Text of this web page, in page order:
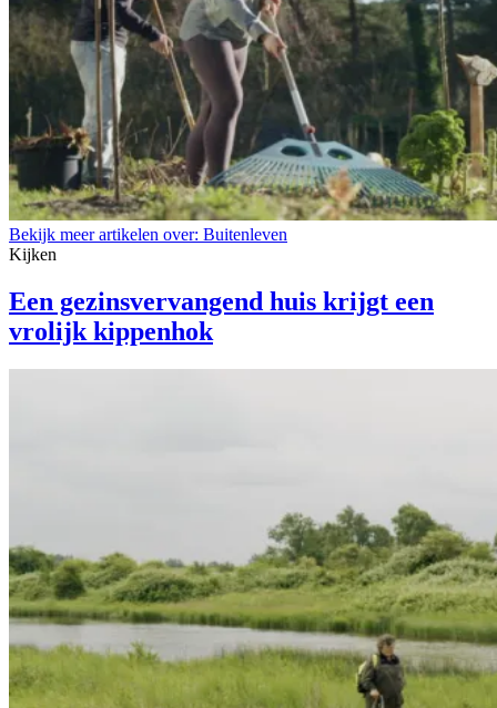
Bekijk meer artikelen over: Buitenleven
Kijken
Een gezinsvervangend huis krijgt een
vrolijk kippenhok